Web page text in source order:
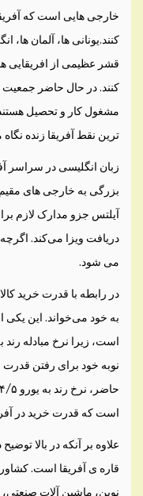
خارجی هایی است که
کنند.یونانی ها، آلمان ها،
قشر عظیمی‌ از افریقایی
کنند. در حا‌ل حاضر جمعیت
مشغول کار و تحصیل
ترین نقط آفریقا زنده
زبان انگلیسی‌ در سراسر
بزرگی‌ به خارجی های
آیلتس جزو مدارک لازم
دریافت ویزا می‌کند.
می شود.
در رابطه با قدرت خرید
به خود می‌خواند. این یکی‌
نوبه خود برای رفتن
است که قدرت خرید در آفریقای جنوبی،
علاوه بر آنکه در بالا
قاره ی آفریقا است.
نوین، ماشین آلات